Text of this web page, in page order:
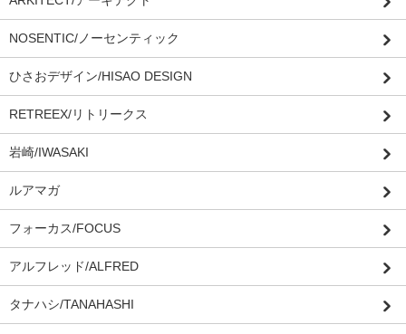
NOSENTIC/ノーセンティック
ひさおデザイン/HISAO DESIGN
RETREEX/リトリークス
岩崎/IWASAKI
ルアマガ
フォーカス/FOCUS
アルフレッド/ALFRED
タナハシ/TANAHASHI